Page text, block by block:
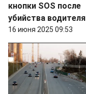
кнопки SOS после
убийства водителя
16 июня 2025 09:53